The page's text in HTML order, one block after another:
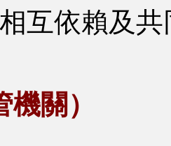
互依賴及
關）